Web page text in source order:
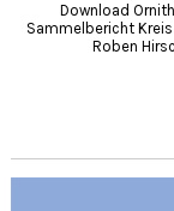
Download
Sammelbericht
Roben